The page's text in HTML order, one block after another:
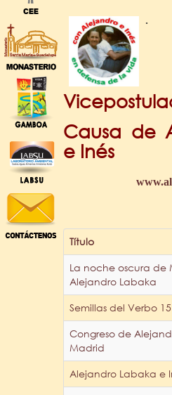
Causa de
e Inés
Título
La noche oscura de
Alejandro Labaka
Semillas del Verbo 15
Congreso de
Madrid
Alejandro Labaka e